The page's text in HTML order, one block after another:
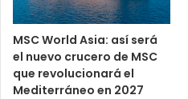
MSC World Asia: así será
el nuevo crucero de MSC
que revolucionará el
Mediterráneo en 2027